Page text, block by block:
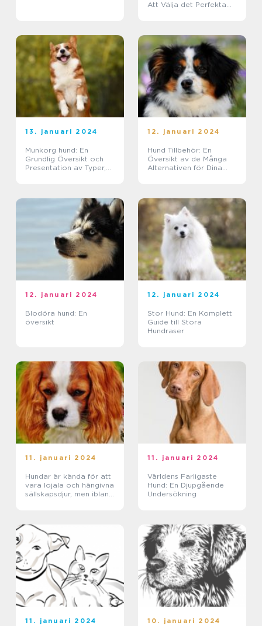
Att Välja det Perfekta
13. januari 2024
Munkorg hund: En
Grundlig Översikt och
Presentation av Typer,
12. januari 2024
Hund Tillbehör: En
Översikt av de Många
Alternativen för Dina
12. januari 2024
Blodöra hund: En
översikt
12. januari 2024
Stor Hund: En Komplett
Guide till Stora
Hundraser
11. januari 2024
Hundar är kända för att
vara lojala och hängivna
sällskapsdjur, men ibland
mage
11. januari 2024
Världens Farligaste
Hund: En Djupgående
Undersökning
11. januari 2024 10. januari 2024